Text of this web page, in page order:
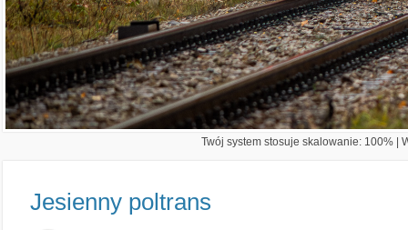
Twój system stosuje skalowanie: 100% |
Jesienny poltrans